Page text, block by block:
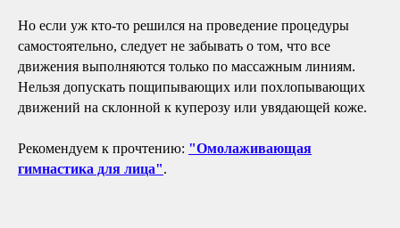
Но если уж кто-то решился на проведение процедуры
самостоятельно, следует не забывать о том, что все
движения выполняются только по массажным линиям.
Нельзя допускать пощипывающих или похлопывающих
движений на склонной к куперозу или увядающей коже.
Рекомендуем к прочтению: "Омолаживающая
гимнастика для лица".